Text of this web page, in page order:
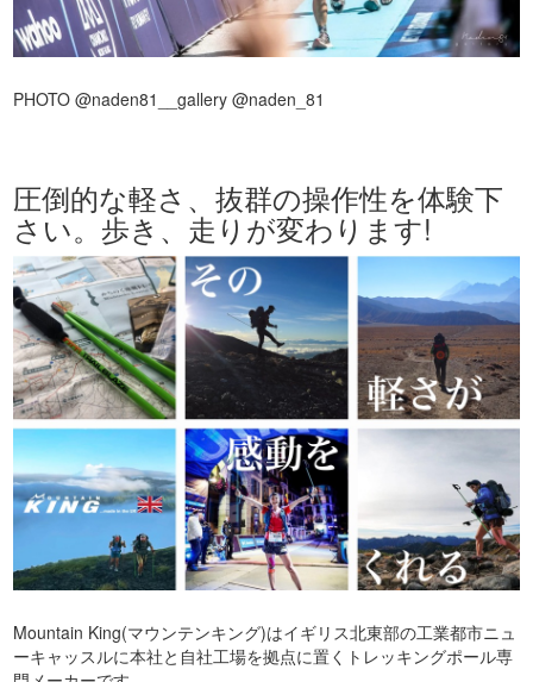
PHOTO @naden81__gallery @naden_81
圧倒的な軽さ、抜群の操作性を体験下
さい。歩き、走りが変わります!
Mountain King(マウンテンキング)はイギリス北東部の工業都市ニュ
ーキャッスルに本社と自社工場を拠点に置くトレッキングポール専